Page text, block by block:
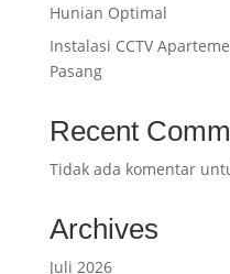
Hunian Optimal
Instalasi CCTV
Pasang
Recent
Tidak ada komentar
Archives
Juli 2026